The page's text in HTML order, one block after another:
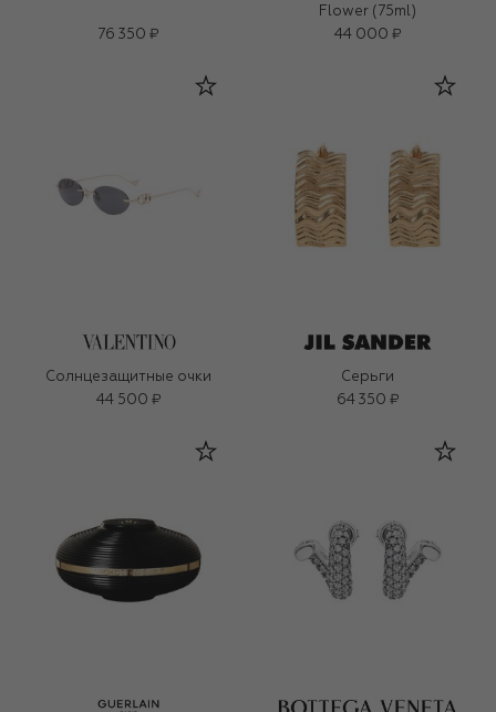
76 350 ₽
Flower (75ml)
44 000 ₽
Солнцезащитные очки
44 500 ₽
Серьги
64 350 ₽